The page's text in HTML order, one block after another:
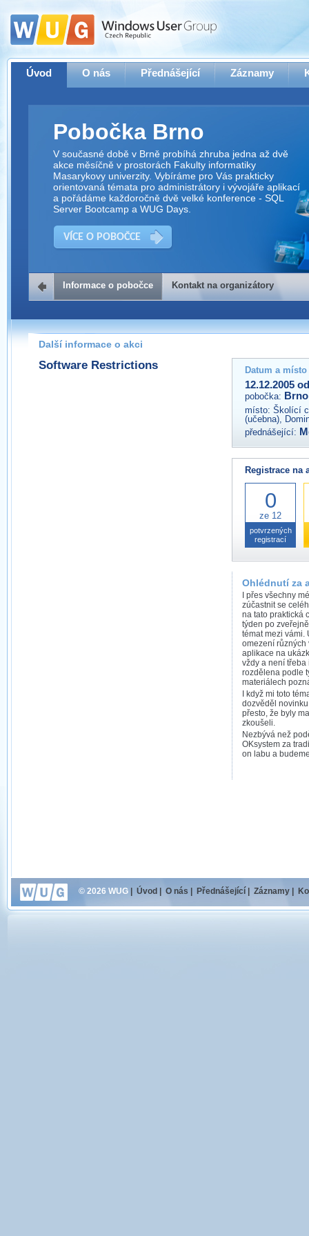
Úvod O nás Přednášející Záznamy
Pobočka Brno
V současné době v Brně probíhá zhruba jedna až dvě
akce měsíčně v prostorách Fakulty informatiky
Masarykovy univerzity. Vybíráme pro Vás prakticky
orientovaná témata pro administrátory i vývojáře aplikací
a pořádáme každoročně dvě velké konference - SQL
Server Bootcamp a WUG Days.
VÍCE O POBOČCE
Kontakt na organizátory
Pokud máte jakýkoliv dotaz na organizátory této akce,
prosím neváhejte nás kontaktovat na e-mailu:
brno@wug.cz
Informace o pobočce Kontakt na organizátory
Další informace o akci
Software Restrictions Datum a
12.12.2005
pobočka: Brno
místo: Školící
(učebna),
přednášející:
Registrace na
0
ze 12
potvrzených
registrací
Ohlédnutí za
I přes všechny
zúčastnit se
na tato praktická
týden po
témat mezi vámi.
omezení různých
aplikace na
vždy a není
rozdělena podle
materiálech
I když mi toto
dozvěděl
přesto, že byly
zkoušeli.
Nezbývá než
OKsystem za
on labu a
© 2026 WUG Úvod O nás Přednášející Záznamy